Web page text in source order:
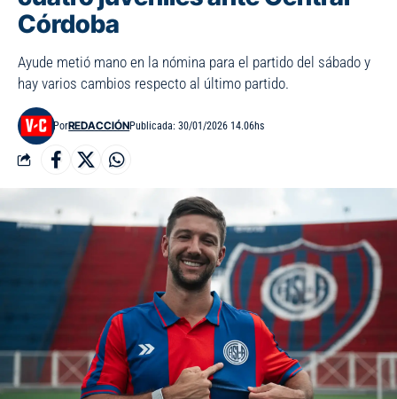
Córdoba
Ayude metió mano en la nómina para el partido del sábado y
hay varios cambios respecto al último partido.
PorREDACCIÓNPublicada: 30/01/2026 14.06hs